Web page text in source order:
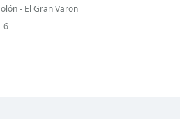
- El Gran Varon
6